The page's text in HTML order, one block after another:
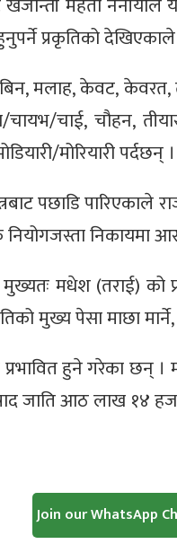
प्रकृतिको
बिन, मलाह, केवट,
चाई, चौहन,
मोरियारी पर्दछन् ।
पछाडि पारिएकाले
नियोगजस्ता निकायमा
मधेश (तराई) को
मुख्य पेसा माछा मार्ने,
प्रभावित हुने गरेका
जाति आठ लाख १४
Join our WhatsApp